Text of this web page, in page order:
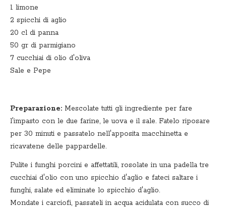
1 limone
2 spicchi di aglio
20 cl di panna
50 gr di parmigiano
7 cucchiai di olio d'oliva
Sale e Pepe
Preparazione: Mescolate tutti gli ingrediente per fare
l'impasto con le due farine, le uova e il sale. Fatelo riposare
per 30 minuti e passatelo nell'apposita macchinetta e
ricavatene delle pappardelle.
Pulite i funghi porcini e affettatili, rosolate in una padella tre
cucchiai d'olio con uno spicchio d'aglio e fateci saltare i
funghi, salate ed eliminate lo spicchio d'aglio.
Mondate i carciofi, passateli in acqua acidulata con succo di